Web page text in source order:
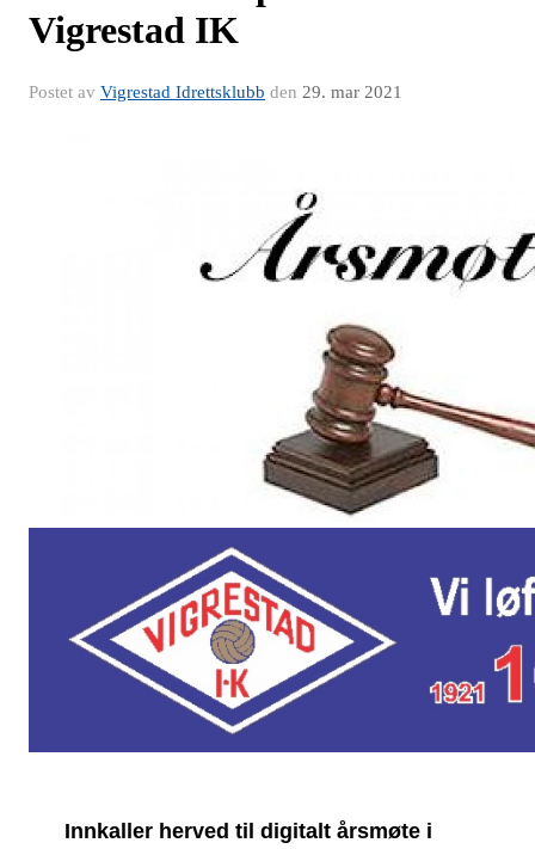
Vigrestad IK
Postet av Vigrestad Idrettsklubb den 29. mar 2021
Innkaller herved til digitalt årsmøte i